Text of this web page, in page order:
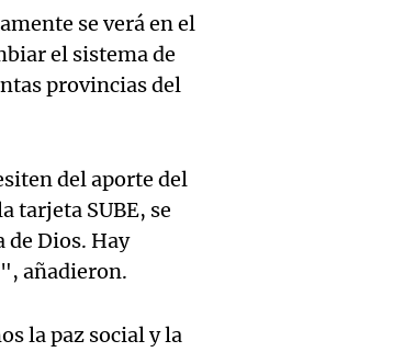
se verá en el
el sistema de
provincias del
del aporte del
tarjeta SUBE, se
de Dios. Hay
añadieron.
la paz social y la